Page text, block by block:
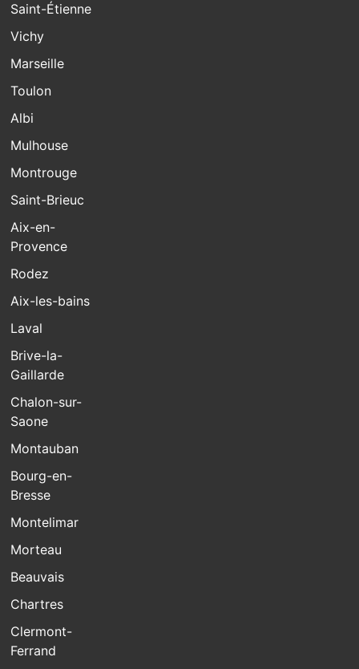
Saint-Étienne
Vichy
Marseille
Toulon
Albi
Mulhouse
Montrouge
Saint-Brieuc
Aix-en-
Provence
Rodez
Aix-les-bains
Laval
Brive-la-
Gaillarde
Chalon-sur-
Saone
Montauban
Bourg-en-
Bresse
Montelimar
Morteau
Beauvais
Chartres
Clermont-
Ferrand